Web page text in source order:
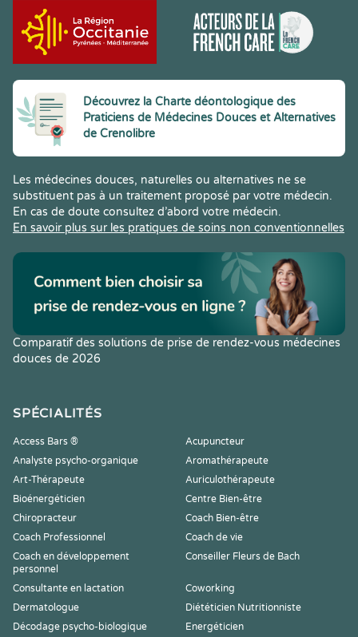
Découvrez la Charte déontologique des
Praticiens de Médecines Douces et Alternatives
de Crenolibre
Les médecines douces, naturelles ou alternatives ne se
substituent pas à un traitement proposé par votre médecin.
En cas de doute consultez d’abord votre médecin.
En savoir plus sur les pratiques de soins non conventionnelles
Comparatif des solutions de prise de rendez-vous médecines
douces de 2026
SPÉCIALITÉS
Access Bars ®
Acupuncteur
Analyste psycho-organique
Aromathérapeute
Art-Thérapeute
Auriculothérapeute
Bioénergéticien
Centre Bien-être
Chiropracteur
Coach Bien-être
Coach Professionnel
Coach de vie
Coach en développement
personnel
Conseiller Fleurs de Bach
Consultante en lactation
Coworking
Dermatologue
Diététicien Nutritionniste
Décodage psycho-biologique
Energéticien